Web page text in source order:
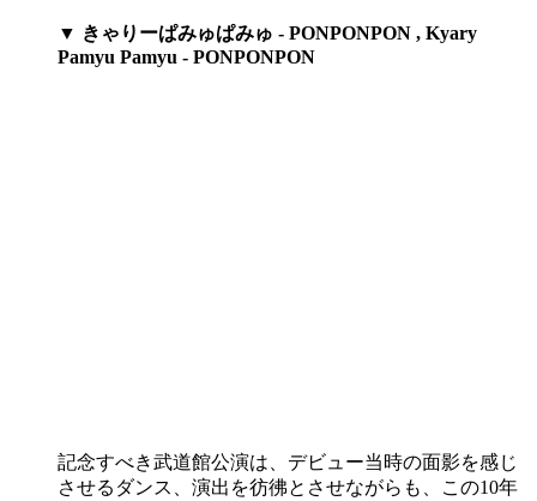
▼ きゃりーぱみゅぱみゅ - PONPONPON , Kyary
Pamyu Pamyu - PONPONPON​
記念すべき武道館公演は、デビュー当時の面影を感じ
させるダンス、演出を彷彿とさせながらも、この10年